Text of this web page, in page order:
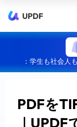
UPDF
：学生も社会人
PDFを
｜